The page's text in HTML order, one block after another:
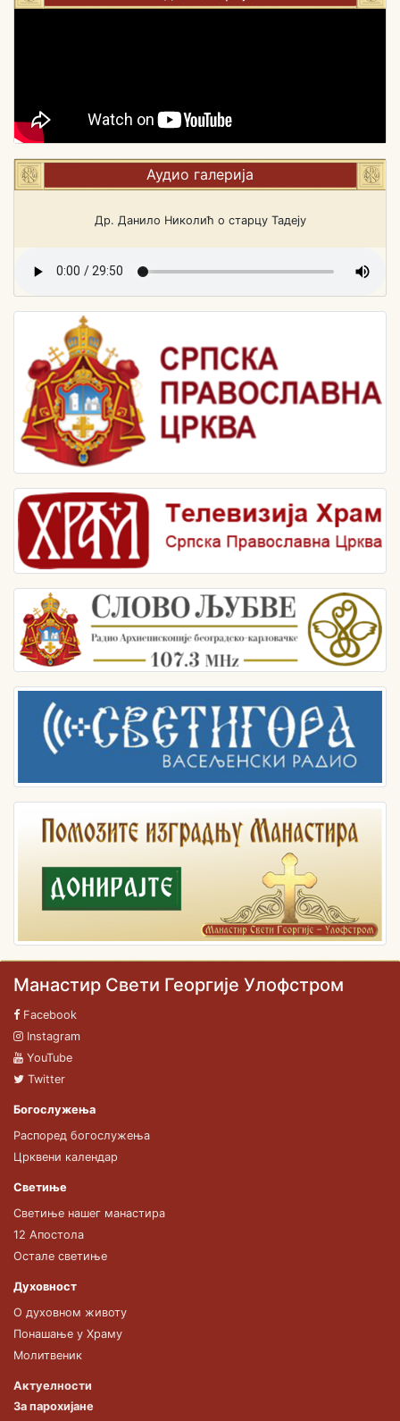
Аудио галерија
Др. Данило Николић о старцу Тадеју
Манастир Свети Георгије Улофстром
Facebook
Instagram
YouTube
Twitter
Богослужења
Распоред богослужења
Црквени календар
Светиње
Светиње нашег манастира
12 Апостола
Остале светиње
Духовност
О духовном животу
Понашање у Храму
Молитвеник
Актуелности
За парохијане